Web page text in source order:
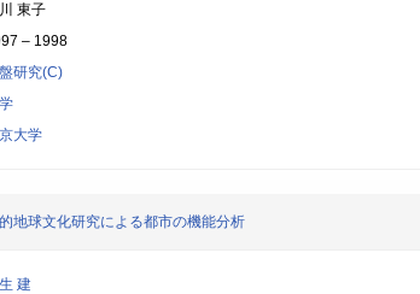
東子
– 1998
研究(C)
大学
地球文化研究による都市の機能分析
建